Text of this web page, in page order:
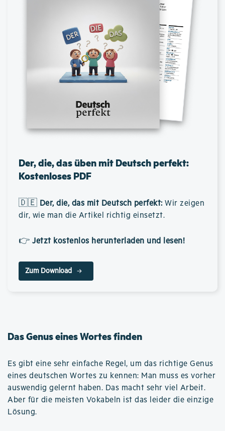
Der, die, das üben mit Deutsch perfekt:
Kostenloses PDF
🇩🇪 Der, die, das mit Deutsch perfekt: Wir zeigen
dir, wie man die Artikel richtig einsetzt.
👉 Jetzt kostenlos herunterladen und lesen!
Zum Download
Das Genus eines Wortes finden
Es gibt eine sehr einfache Regel, um das richtige Genus
eines deutschen Wortes zu kennen: Man muss es vorher
auswendig gelernt haben. Das macht sehr viel Arbeit.
Aber für die meisten Vokabeln ist das leider die einzige
Lösung.